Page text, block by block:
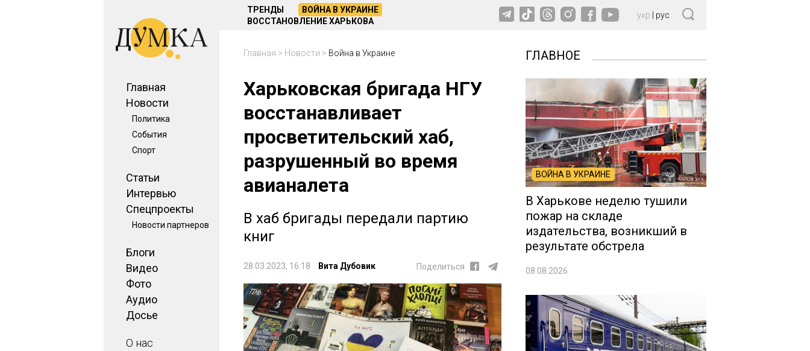
Главная
Новости
Политика
События
Спорт
Статьи
Интервью
Спецпроекты
Новости партнеров
Блоги
Видео
Фото
Аудио
Досье
О нас
ТРЕНДЫ
ВОЙНА В УКРАИНЕ
ВОССТАНОВЛЕНИЕ ХАРЬКОВА
укр рус
Главная > Новости > Война в Украине
Харьковская бригада НГУ
восстанавливает
просветительский хаб,
разрушенный во время
авианалета
В хаб бригады передали партию
книг
28.03.2023, 16:18 Вита Дубовик Поделиться
ГЛАВНОЕ
ВОЙНА В УКРАИНЕ
В Харькове неделю тушили
пожар на складе
издательства, возникший в
результате обстрела
08.08.2026